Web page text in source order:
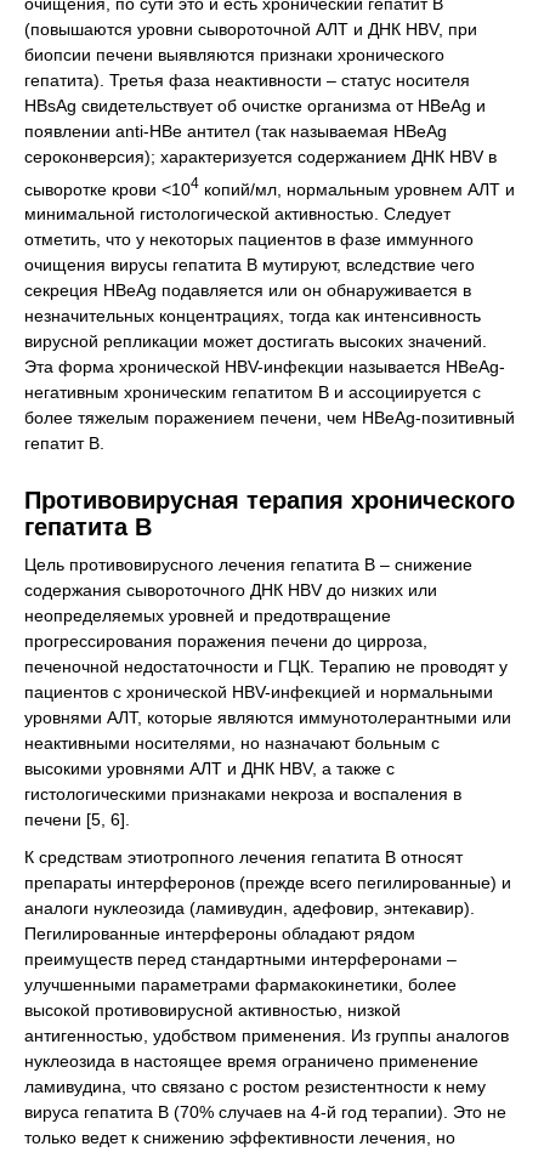
(повышаются уровни сывороточной АЛТ и ДНК HBV, при
биопсии печени выявляются признаки хронического
гепатита). Третья фаза неактивности – статус носителя
HBsAg свидетельствует об очистке организма от HBeAg и
появлении anti-HBe антител (так называемая HBeAg
сероконверсия); характеризуется содержанием ДНК HBV в
сыворотке крови <104 копий/мл, нормальным уровнем АЛТ и
минимальной гистологической активностью. Следует
отметить, что у некоторых пациентов в фазе иммунного
очищения вирусы гепатита В мутируют, вследствие чего
секреция HBeAg подавляется или он обнаруживается в
незначительных концентрациях, тогда как интенсивность
вирусной репликации может достигать высоких значений.
Эта форма хронической HBV-инфекции называется HBeAg-
негативным хроническим гепатитом В и ассоциируется с
более тяжелым поражением печени, чем HBeAg-позитивный
гепатит В.
Противовирусная терапия хронического
гепатита В
Цель противовирусного лечения гепатита В – снижение
содержания сывороточного ДНК HBV до низких или
неопределяемых уровней и предотвращение
прогрессирования поражения печени до цирроза,
печеночной недостаточности и ГЦК. Терапию не проводят у
пациентов с хронической HBV-инфекцией и нормальными
уровнями АЛТ, которые являются иммунотолерантными или
неактивными носителями, но назначают больным с
высокими уровнями АЛТ и ДНК HBV, а также с
гистологическими признаками некроза и воспаления в
печени [5, 6].
К средствам этиотропного лечения гепатита В относят
препараты интерферонов (прежде всего пегилированные) и
аналоги нуклеозида (ламивудин, адефовир, энтекавир).
Пегилированные интерфероны обладают рядом
преимуществ перед стандартными интерферонами –
улучшенными параметрами фармакокинетики, более
высокой противовирусной активностью, низкой
антигенностью, удобством применения. Из группы аналогов
нуклеозида в настоящее время ограничено применение
ламивудина, что связано с ростом резистентности к нему
вируса гепатита В (70% случаев на 4-й год терапии). Это не
только ведет к снижению эффективности лечения, но